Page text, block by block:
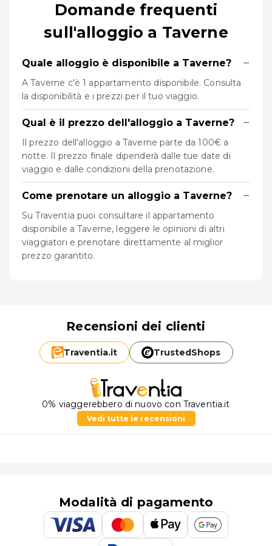
Domande frequenti
sull'alloggio a Taverne
Quale alloggio è disponibile a Taverne? −
A Taverne c'è 1 appartamento disponibile. Consulta
la disponibilità e i prezzi per il tuo viaggio.
Qual è il prezzo dell'alloggio a Taverne? −
Il prezzo dell'alloggio a Taverne parte da 100€ a
notte. Il prezzo finale dipenderà dalle tue date di
viaggio e dalle condizioni della prenotazione.
Come prenotare un alloggio a Taverne? −
Su Traventia puoi consultare il appartamento
disponibile a Taverne, leggere le opinioni di altri
viaggiatori e prenotare direttamente al miglior
prezzo garantito.
Recensioni dei clienti
Traventia.it TrustedShops
0% viaggerebbero di nuovo con Traventia.it
Vedi tutte le recensioni
Modalità di pagamento